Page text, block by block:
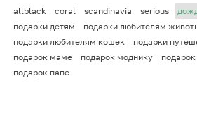
allblack coral scandinavia serious
подарки детям
подарки любителям
подарки любителям кошек
подарки
подарок маме
подарок моднику
подарок папе